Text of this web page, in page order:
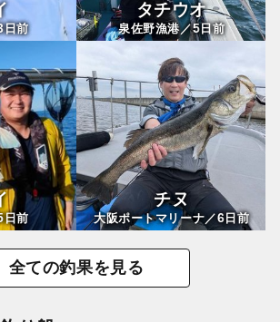
日前
タチウオ
泉佐野漁港／5日前
日前
チヌ
大阪ポートマリーナ／6日前
全ての釣果を見る